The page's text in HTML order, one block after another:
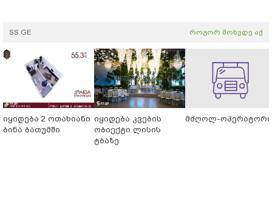
SS.GE როგორ მოხვდე აქ
იყიდება 2 ოთახიანი
ბინა ბათუმში
იყიდება კვების
ობიექტი ლისის
ტბაზე
მძღოლ-ოპერატორი